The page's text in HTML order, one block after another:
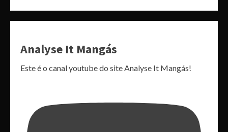
Analyse It Mangás
Este é o canal youtube do site Analyse It Mangás!